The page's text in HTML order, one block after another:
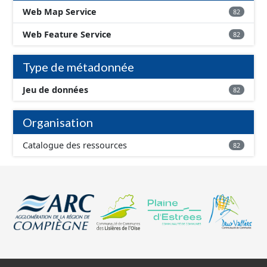
Web Map Service 82
Web Feature Service 82
Type de métadonnée
Jeu de données 82
Organisation
Catalogue des ressources 82